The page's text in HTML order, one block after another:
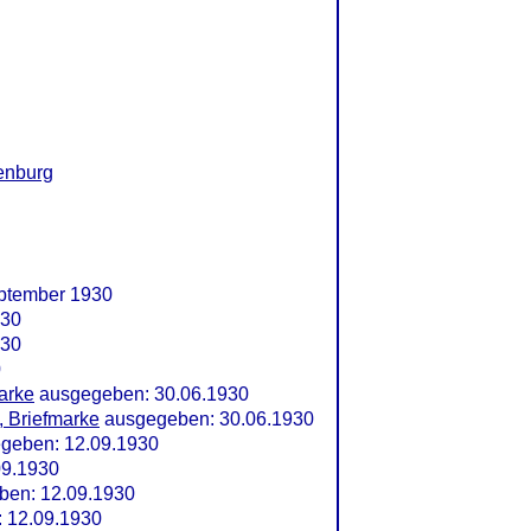
1930
ausgegeben: 30.06.1930
Briefmarke ausgegeben: 30.06.1930
12.09.1930
12.09.1930
12.09.1930